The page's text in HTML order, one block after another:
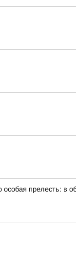
прелесть: в